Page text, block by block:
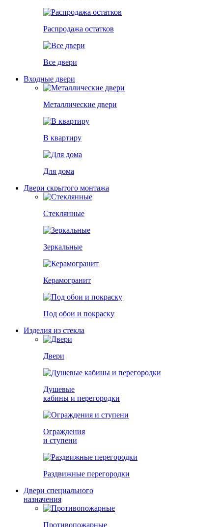
Распродажа остатков
Все двери
Входные двери
Металлические двери
В квартиру
Для дома
Двери скрытого монтажа
Стеклянные
Зеркальные
Керамогранит
Под обои и покраску
Изделия из стекла
Двери
Душевые
кабины и перегородки
Ограждения
и ступени
Раздвижные перегородки
Двери специального
назначения
Противопожарные